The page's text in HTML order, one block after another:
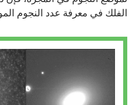
الفلك في معرفة عدد النجوم